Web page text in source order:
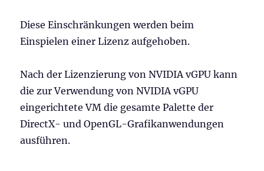
Diese Einschränkungen werden beim
Einspielen einer Lizenz aufgehoben.
Nach der Lizenzierung von NVIDIA vGPU kann
die zur Verwendung von NVIDIA vGPU
eingerichtete VM die gesamte Palette der
DirectX- und OpenGL-Grafikanwendungen
ausführen.